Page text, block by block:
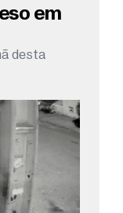
em
desta